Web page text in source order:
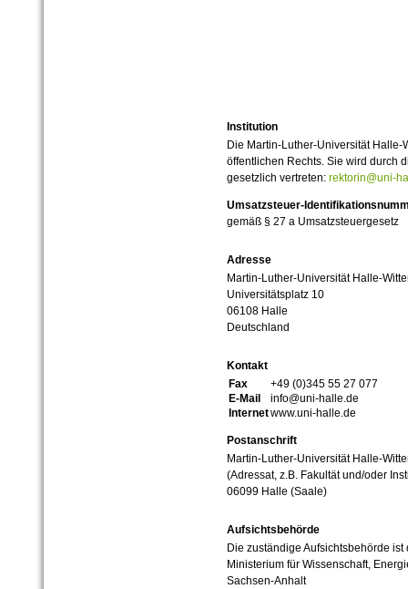
Institution
Die Martin-Luther-Universität
öffentlichen Rechts. Sie wird durch
gesetzlich vertreten: rektorin@uni-
Umsatzsteuer-
gemäß § 27 a Umsatzsteuergesetz
Adresse
Martin-Luther-Universität Halle-
Universitätsplatz 10
06108 Halle
Deutschland
Kontakt
Fax
+49 (0)345 55 27 077
E-Mail
info@uni-halle.de
Internetwww.uni-halle.de
Postanschrift
Martin-Luther-Universität Halle-
(Adressat, z.B. Fakultät und/oder
06099 Halle (Saale)
Aufsichtsbehörde
Die zuständige Aufsichtsbehörde ist
Ministerium für Wissenschaft,
Sachsen-Anhalt